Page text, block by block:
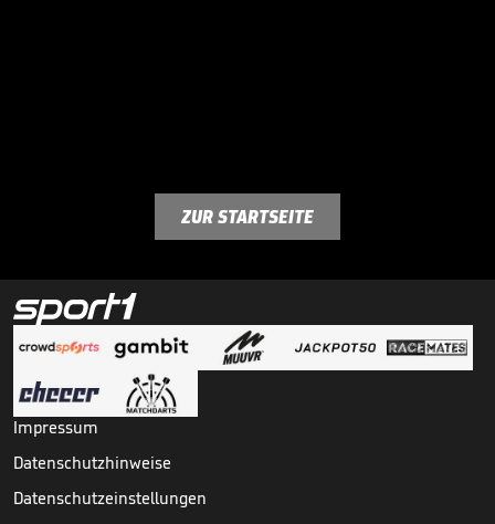
ZUR STARTSEITE
Impressum
Datenschutzhinweise
Datenschutzeinstellungen